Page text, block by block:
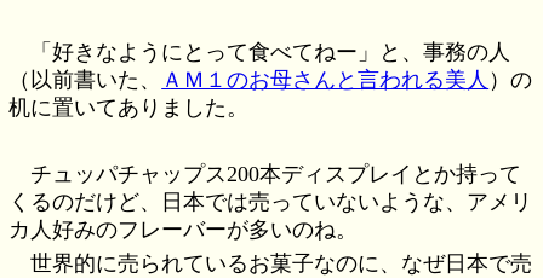
「好きなようにとって食べてねー」と、事務の人
（以前書いた、
ＡＭ１のお母さんと言われる美人 ）の
机に置いてありました。
チュッパチャップス200本ディスプレイとか持って
くるのだけど、日本では売っていないような、アメリ
カ人好みのフレーバーが多いのね。
世界的に売られているお菓子なのに、なぜ日本で売